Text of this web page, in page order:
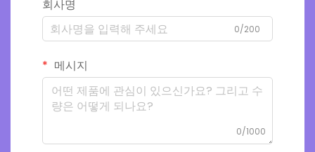
회사명
0/200
메시지
0/1000